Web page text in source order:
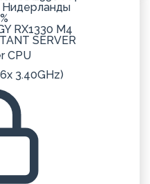
Нидерланды
RX1330 M4
SERVER
3.40GHz)